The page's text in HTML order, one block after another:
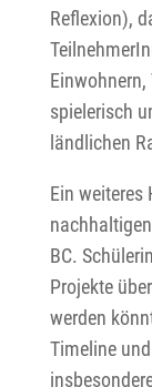
Reflexion),
spielerisch
ländlichen
Ein weiteres
BC.
Projekte
werden
Timeline